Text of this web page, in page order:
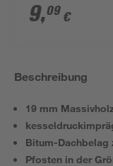
schwarz 20
9,09 €
Beschreibung
19 mm
Bitum-Dachbelag
Pfosten in der